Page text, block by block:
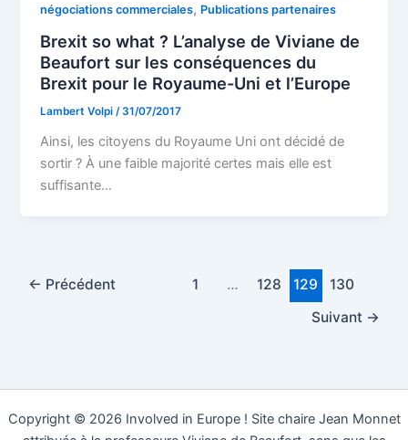
négociations commerciales, Publications partenaires
Brexit so what ? L’analyse de Viviane de
Beaufort sur les conséquences du
Brexit pour le Royaume-Uni et l’Europe
Lambert Volpi/31/07/2017
Ainsi, les citoyens du Royaume Uni ont décidé de
sortir ? À une faible majorité certes mais elle est
suffisante…
← Précédent 1 … 128 129
130
Suivant →
Copyright © 2026 Involved in Europe ! Site chaire Jean Monnet